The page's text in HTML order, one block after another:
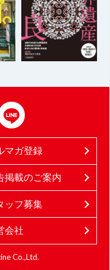
マガ登録
掲載のご案内
ッフ募集
会社
Co.,Ltd.